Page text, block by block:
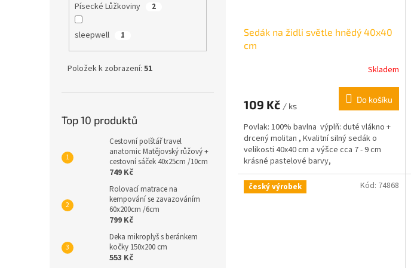
Písecké Lůžkoviny 2
sleepwell 1
Položek k zobrazení: 51
Top 10 produktů
Cestovní polštář travel
anatomic Matějovský růžový +
cestovní sáček 40x25cm /10cm
749 Kč
Rolovací matrace na
kempování se zavazováním
60x200cm /6cm
799 Kč
Deka mikroplyš s beránkem
kočky 150x200 cm
553 Kč
Sedák na židli světle hnědý 40x40
cm
Skladem
109 Kč / ks
Do košíku
Povlak: 100% bavlna výplň: duté vlákno +
drcený molitan , Kvalitní silný sedák o
velikosti 40x40 cm a výšce cca 7 - 9 cm
krásné pastelové barvy,
český výrobek Kód: 74868